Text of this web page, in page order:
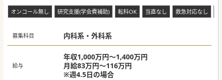
オンコール無し 研究支援(学会費補助) 転科OK 当直なし 救急対応なし
募集科目 内科系・外科系
給与
年収1,000万円～1,400万円
月給83万円～116万円
※週4.5日の場合